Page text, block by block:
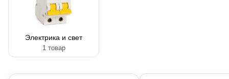
Электрика и свет
1 товар